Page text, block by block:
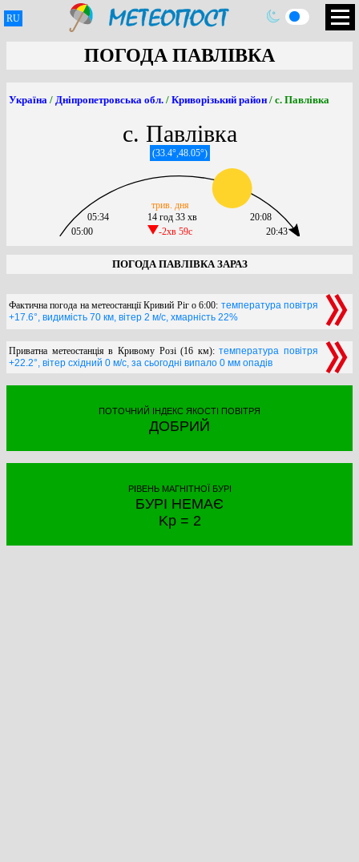
RU
ПОГОДА ПАВЛІВКА
Україна / Дніпропетровська обл. / Криворізький район / с. Павлівка
с. Павлівка
(33.4°,48.05°)
05:00
05:34
14 год 33 хв
-2хв 59c
трив. дня
20:43
20:08
ПОГОДА ПАВЛІВКА ЗАРАЗ
Фактична погода на метеостанції Кривий Ріг о 6:00: температура повітря
+17.6°, видимість 70 км, вітер 2 м/с, хмарність 22%
Приватна метеостанція в Кривому Розі (16 км):температура повітря
+22.2°, вітер східний 0 м/с, за сьогодні випало 0 мм опадів
ПОТОЧНИЙ ІНДЕКС ЯКОСТІ ПОВІТРЯ
ДОБРИЙ
РІВЕНЬ МАГНІТНОЇ БУРІ
БУРІ НЕМАЄ
Kp = 2